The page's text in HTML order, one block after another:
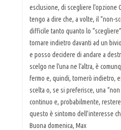
esclusione, di scegliere l’opzione
tengo a dire che, a volte, il “non-
difficile tanto quanto lo
tornare indietro davanti ad un
e posso decidere di andare a
scelgo ne l’una ne l’altra, è
fermo e, quindi, tornerò indietro,
scelta o, se si preferisce, una
continuo e, probabilmente,
questo è sintomo dell’interesse
Buona domenica, Max